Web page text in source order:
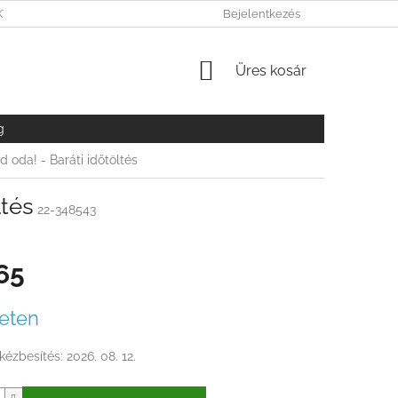
OCHRANY OSOBNÝCH ÚDAJOV Bejelentkezés
KOSÁR
Üres kosár
oda! - Baráti időtöltés
22-348543
2026. 08. 12.